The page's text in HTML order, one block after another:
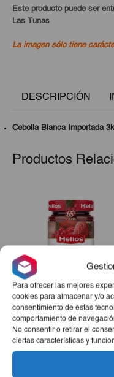
Para ofrecer las mejores
cookies para almacenar y/o
consentimiento de estas
comportamiento de
No consentir o retirar el
ciertas características y
original
€7,85.
Este producto puede ser
Las Tunas
La imagen sólo tiene
DESCRIPCIÓN
Cebolla Blanca Importada
Productos
Mermelada Extra
Arándano Helios 340g
€2,85